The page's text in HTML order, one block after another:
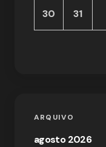
30 31
ARQUIVO
agosto 2026